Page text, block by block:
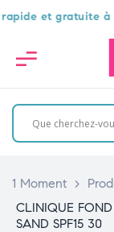
et gratuite à
1 Moment >
CLINIQUE
SAND SPF15 30